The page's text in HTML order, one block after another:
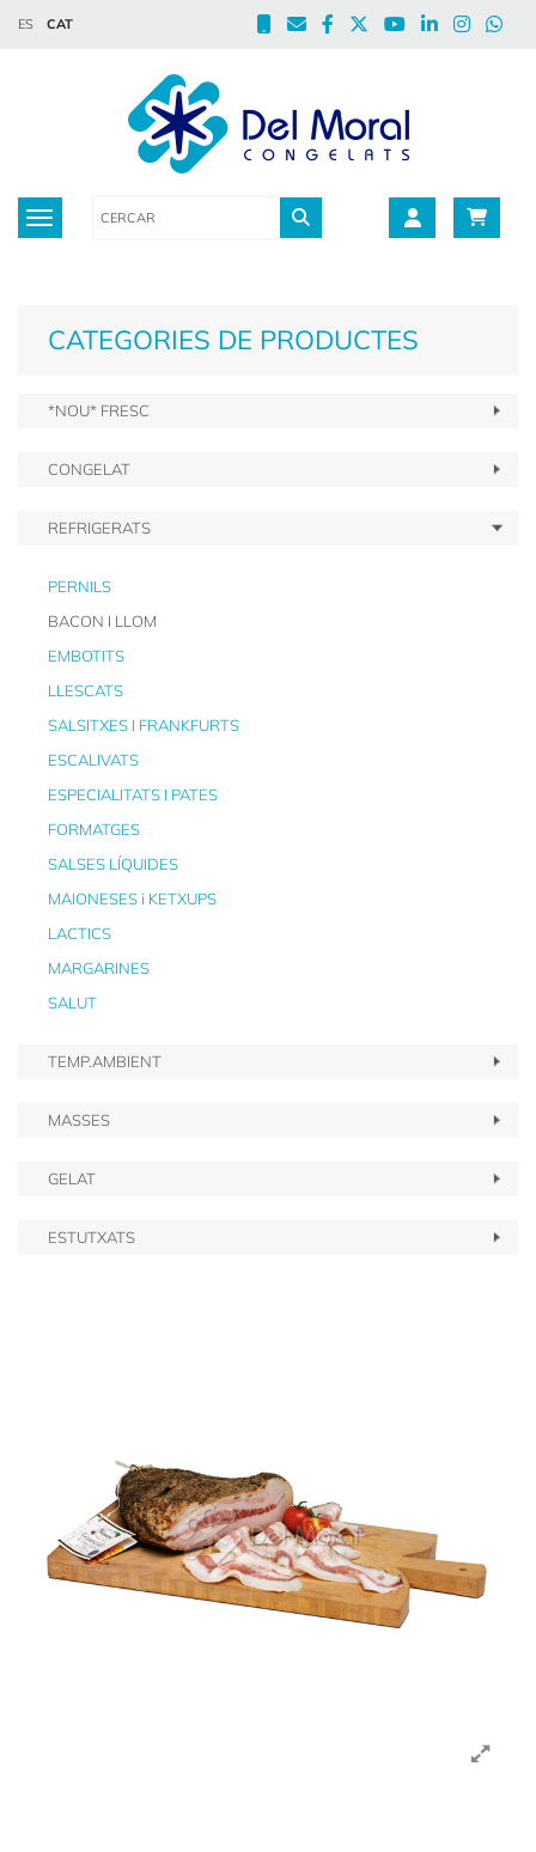
ES CAT
Toggle navigation
CATEGORIES DE PRODUCTES
*NOU* FRESC
CONGELAT
REFRIGERATS
PERNILS
BACON I LLOM
EMBOTITS
LLESCATS
SALSITXES I FRANKFURTS
ESCALIVATS
ESPECIALITATS I PATES
FORMATGES
SALSES LÍQUIDES
MAIONESES i KETXUPS
LACTICS
MARGARINES
SALUT
TEMP.AMBIENT
MASSES
GELAT
ESTUTXATS